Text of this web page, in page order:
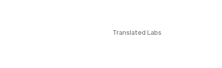
Translated Labs